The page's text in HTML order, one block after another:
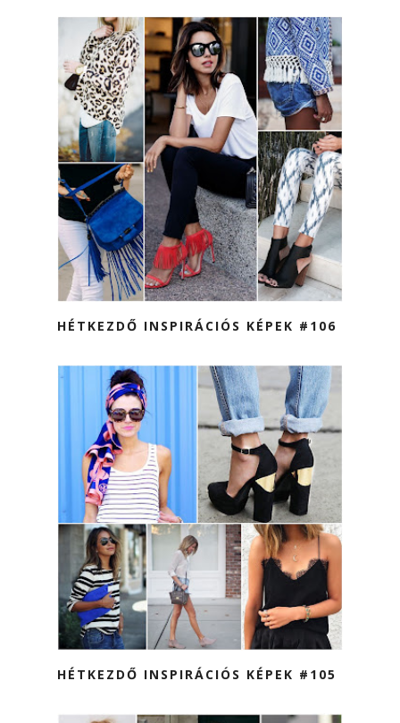
HÉTKEZDŐ INSPIRÁCIÓS KÉPEK #106
HÉTKEZDŐ INSPIRÁCIÓS KÉPEK #105